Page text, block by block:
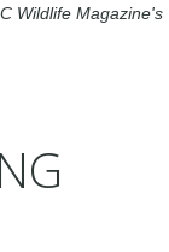
Wildlife Magazine's